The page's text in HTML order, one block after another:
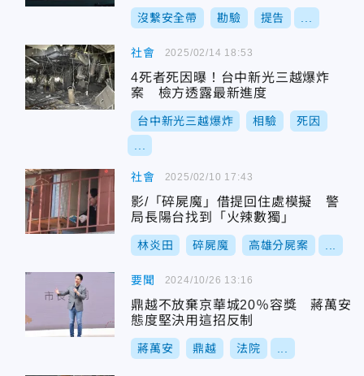
沒繫安全帶 勘驗 提告
社會
4死者死因曝！台中新光三越爆炸
案 檢方透露最新進度
台中新光三越爆炸 相驗 死因
2025/02/14 18:53
社會
影/「碎屍魔」借提回住處模擬 警
局長陽台找到「火辣數獨」
林炎田 碎屍魔 高雄分屍案
2025/02/10 17:43
要聞
鼎越不放棄京華城20％容獎 蔣萬安
態度堅決用這招反制
蔣萬安 鼎越 法院
2024/10/26 13:16